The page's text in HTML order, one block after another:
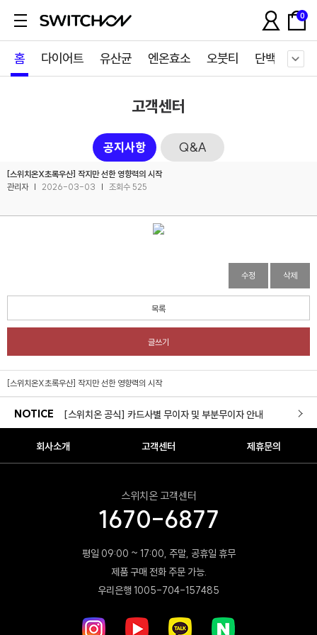
0
홈 다이어트 유산균 엔온효소 오붓티 단백질쉐이
고객센터
공지사항 Q&A
[스위치온X초록우산] 작지만 선한 영향력의 시작
관리자 | 2026-03-03 | 조회수 525
수정 삭제
목록
글쓰기
[스위치온X초록우산] 작지만 선한 영향력의 시작
NOTICE
[스위치온 X 롯데백화점] 롯데백화점 본점(명동점) POP-UP
[스위치온X초록우산] 작지만 선한 영향력의 시작
[구성변경]전용 보틀 리뉴얼 안내
[스위치온 공식] 카드사별 무이자 및 부분무이자 안내
리셋몰 새로고침 경품 당첨자 안내
스위치온몰 무료배송 서비스 실시 안내
[스위치온 X 롯데백화점] 롯데백화점 본점(명동점) POP-UP
회사소개 고객센터 제휴문의
스위치온 고객센터
1670-6877
평일 09:00 ~ 17:00, 주말, 공휴일 휴무
제품 구매 전화 주문 가능.
우리은행 1005-704-157485